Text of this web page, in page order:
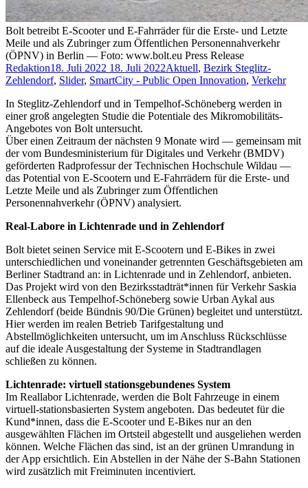
Bolt betreibt E-Scooter und E-Fahrräder für die Erste- und Letzte
Meile und als Zubringer zum Öffentlichen Personennahverkehr
(ÖPNV) in Berlin — Foto: www.bolt.eu Press Release
Redaktion18. Juli 2022 18. Juli 2022Aktuell, Bezirk Steglitz-
Zehlendorf, Slider, SmartCity - Public Open Innovation, Verkehr
In Steglitz-Zehlendorf und in Tempelhof-Schöneberg werden in
einer groß angelegten Studie die Potentiale des Mikromobilitäts-
Angebotes von Bolt untersucht.
Über einen Zeitraum der nächsten 9 Monate wird — gemeinsam mit
der vom Bundesministerium für Digitales und Verkehr (BMDV)
geförderten Radprofessur der Technischen Hochschule Wildau —
das Potential von E-Scootern und E-Fahrrädern für die Erste- und
Letzte Meile und als Zubringer zum Öffentlichen
Personennahverkehr (ÖPNV) analysiert.
Real-Labore in Lichtenrade und in Zehlendorf
Bolt bietet seinen Service mit E-Scootern und E-Bikes in zwei
unterschiedlichen und voneinander getrennten Geschäftsgebieten am
Berliner Stadtrand an: in Lichtenrade und in Zehlendorf, anbieten.
Das Projekt wird von den Bezirksstadträt*innen für Verkehr Saskia
Ellenbeck aus Tempelhof-Schöneberg sowie Urban Aykal aus
Zehlendorf (beide Bündnis 90/Die Grünen) begleitet und unterstützt.
Hier werden im realen Betrieb Tarifgestaltung und
Abstellmöglichkeiten untersucht, um im Anschluss Rückschlüsse
auf die ideale Ausgestaltung der Systeme in Stadtrandlagen
schließen zu können.
Lichtenrade: virtuell stationsgebundenes System
Im Reallabor Lichtenrade, werden die Bolt Fahrzeuge in einem
virtuell-stationsbasierten System angeboten. Das bedeutet für die
Kund*innen, dass die E-Scooter und E-Bikes nur an den
ausgewählten Flächen im Ortsteil abgestellt und ausgeliehen werden
können. Welche Flächen das sind, ist an der grünen Umrandung in
der App ersichtlich. Ein Abstellen in der Nähe der S-Bahn Stationen
wird zusätzlich mit Freiminuten incentiviert.